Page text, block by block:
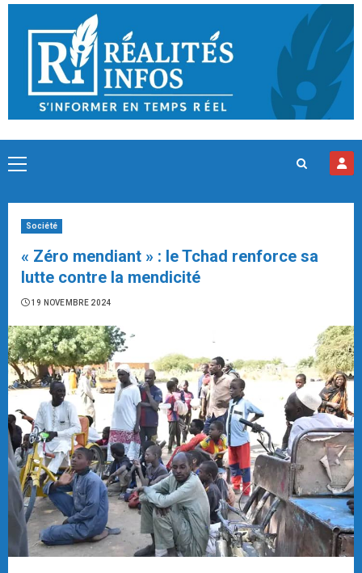
Skip
content
Primary
Société
« Zéro mendiant » : le Tchad renforce sa
lutte contre la mendicité
19 NOVEMBRE 2024